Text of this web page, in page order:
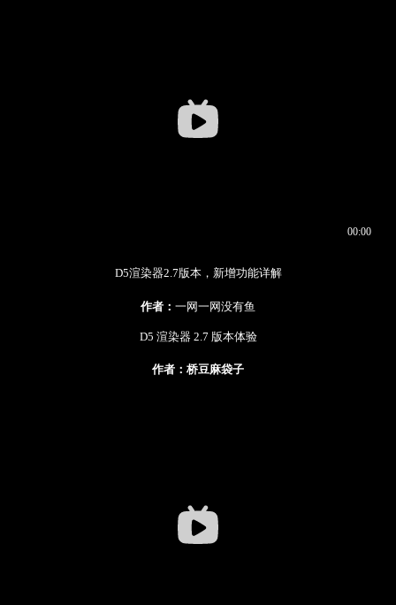
D5渲染器2.7版本，新增功能详解
作者： 一网一网没有鱼
D5 渲染器 2.7 版本体验
作者：桥豆麻袋子